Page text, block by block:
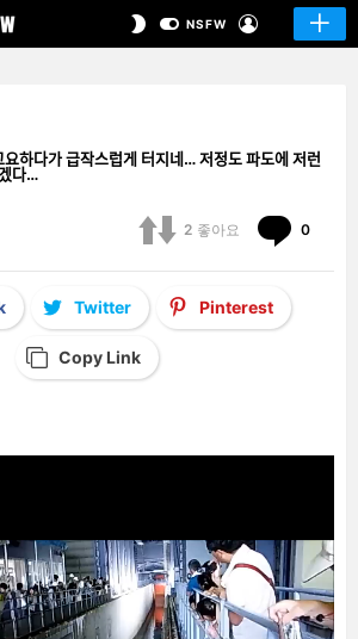
SWITCHNSFW
급작스럽게 터지네… 저정도 파도에 저런
2 좋아요 0
Twitter Pinterest
Copy Link